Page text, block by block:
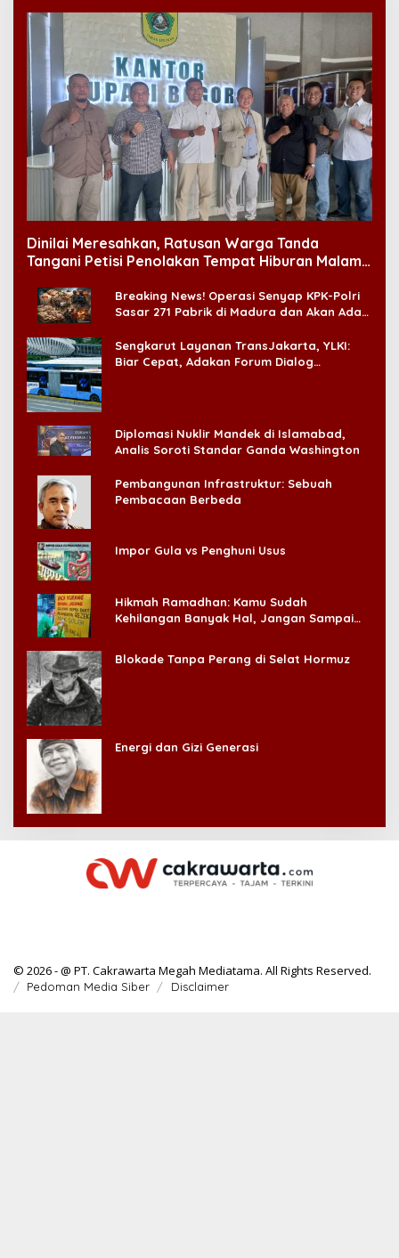
Dinilai Meresahkan, Ratusan Warga Tanda
Tangani Petisi Penolakan Tempat Hiburan Malam
Breaking News! Operasi Senyap KPK-Polri
Sasar 271 Pabrik di Madura dan Akan Ada
Sengkarut Layanan TransJakarta, YLKI:
Biar Cepat, Adakan Forum Dialog
Diplomasi Nuklir Mandek di Islamabad,
Analis Soroti Standar Ganda Washington
Pembangunan Infrastruktur: Sebuah
Pembacaan Berbeda
Impor Gula vs Penghuni Usus
Hikmah Ramadhan: Kamu Sudah
Kehilangan Banyak Hal, Jangan Sampai
Blokade Tanpa Perang di Selat Hormuz
Energi dan Gizi Generasi
© 2026 - @ PT. Cakrawarta Megah Mediatama. All Rights Reserved.
Pedoman Media Siber Disclaimer